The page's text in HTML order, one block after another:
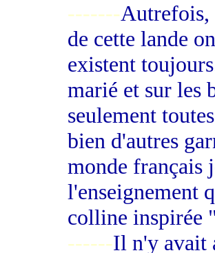
-------Autrefois,
de cette lande
existent
marié et sur les
seulement
bien d'autres
monde français
l'enseignement
colline inspirée
------Il n'y avait